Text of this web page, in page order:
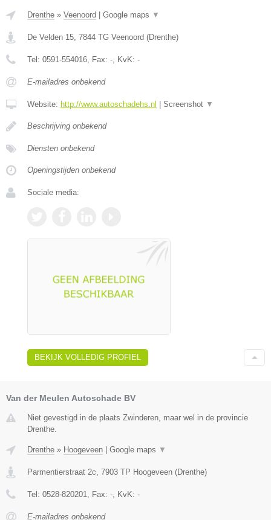
Drenthe » Veenoord Google maps ▼
De Velden 15, 7844 TG Veenoord (Drenthe)
Tel: 0591-554016, Fax: -, KvK: -
E-mailadres onbekend
Website: http://www.autoschadehs.nl Screenshot ▼
Beschrijving onbekend
Diensten onbekend
Openingstijden onbekend
Sociale media:
BEKIJK VOLLEDIG PROFIEL
Van der Meulen Autoschade BV
Niet gevestigd in de plaats Zwinderen, maar wel in de provincie
Drenthe.
Drenthe » Hoogeveen Google maps ▼
Parmentierstraat 2c 7903 TP Hoogeveen (Drenthe)
Tel: 0528-820201 , Fax: - , KvK: -
E-mailadres onbekend